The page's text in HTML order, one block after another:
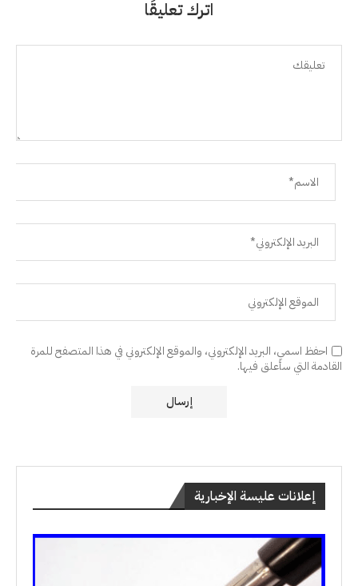
اترك تعليقًا
احفظ اسمي، البريد الإلكتروني، والموقع الإلكتروني في هذا المتصفح للمرة
القادمة التي سأعلق فيها.
إعلانات عليسة الإخبارية